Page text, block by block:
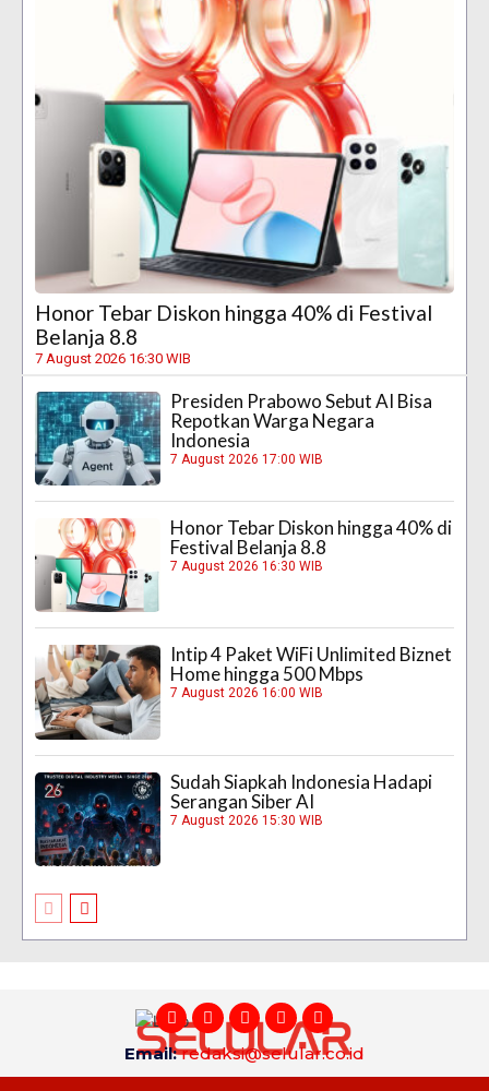
Honor Tebar Diskon hingga 40% di Festival
Belanja 8.8
7 August 2026 16:30 WIB
Presiden Prabowo Sebut AI Bisa
Repotkan Warga Negara
Indonesia
7 August 2026 17:00 WIB
Honor Tebar Diskon hingga 40% di
Festival Belanja 8.8
7 August 2026 16:30 WIB
Intip 4 Paket WiFi Unlimited Biznet
Home hingga 500 Mbps
7 August 2026 16:00 WIB
Sudah Siapkah Indonesia Hadapi
Serangan Siber AI
7 August 2026 15:30 WIB
Email:redaksi@selular.co.id